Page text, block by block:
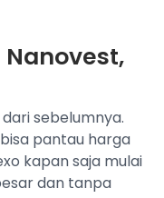
Nanovest,
sebelumnya.
pantau harga
kapan saja mulai
dan tanpa